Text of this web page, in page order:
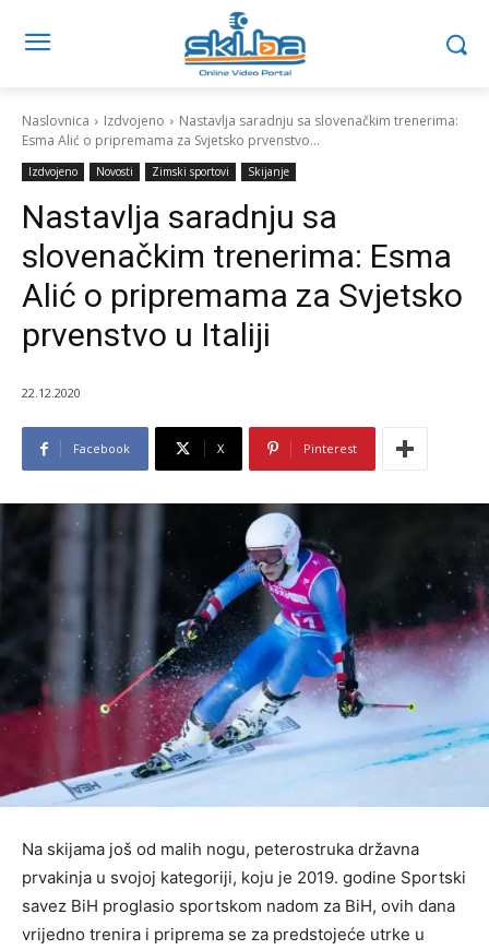
Naslovnica Izdvojeno
Nastavlja saradnju sa slovenačkim trenerima:
Esma Alić o pripremama za Svjetsko prvenstvo...
Izdvojeno Novosti Zimski sportovi Skijanje
Nastavlja saradnju sa
slovenačkim trenerima: Esma
Alić o pripremama za Svjetsko
prvenstvo u Italiji
22.12.2020
Facebook X Pinterest
Na skijama još od malih nogu, peterostruka državna
prvakinja u svojoj kategoriji, koju je 2019. godine Sportski
savez BiH proglasio sportskom nadom za BiH, ovih dana
vrijedno trenira i priprema se za predstojeće utrke u